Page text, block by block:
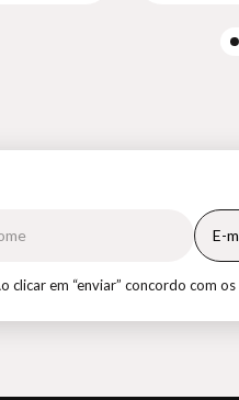
clicar em “enviar” concordo com os